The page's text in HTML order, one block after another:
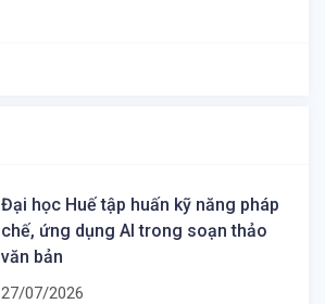
Đại học Huế tập huấn kỹ năng pháp
chế, ứng dụng AI trong soạn thảo
văn bản
27/07/2026